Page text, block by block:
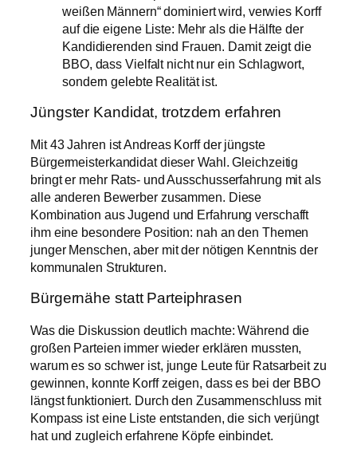
weißen Männern“ dominiert wird, verwies Korff
auf die eigene Liste: Mehr als die Hälfte der
Kandidierenden sind Frauen. Damit zeigt die
BBO, dass Vielfalt nicht nur ein Schlagwort,
sondern gelebte Realität ist.
Jüngster Kandidat, trotzdem erfahren
Mit 43 Jahren ist Andreas Korff der jüngste
Bürgermeisterkandidat dieser Wahl. Gleichzeitig
bringt er mehr Rats- und Ausschusserfahrung mit als
alle anderen Bewerber zusammen. Diese
Kombination aus Jugend und Erfahrung verschafft
ihm eine besondere Position: nah an den Themen
junger Menschen, aber mit der nötigen Kenntnis der
kommunalen Strukturen.
Bürgernähe statt Parteiphrasen
Was die Diskussion deutlich machte: Während die
großen Parteien immer wieder erklären mussten,
warum es so schwer ist, junge Leute für Ratsarbeit zu
gewinnen, konnte Korff zeigen, dass es bei der BBO
längst funktioniert. Durch den Zusammenschluss mit
Kompass ist eine Liste entstanden, die sich verjüngt
hat und zugleich erfahrene Köpfe einbindet.